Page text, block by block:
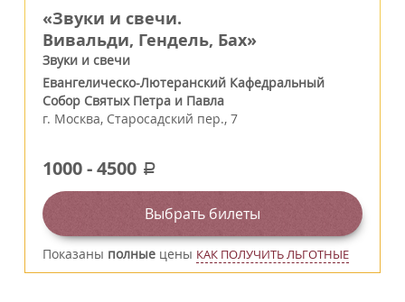
«Звуки и свечи.
Вивальди, Гендель, Бах»
Звуки и свечи
Евангелическо-Лютеранский Кафедральный
Собор Святых Петра и Павла
г. Москва, Старосадский пер., 7
1000-4500 a
Выбрать билеты
Показаны полные цены КАК ПОЛУЧИТЬ ЛЬГОТНЫЕ